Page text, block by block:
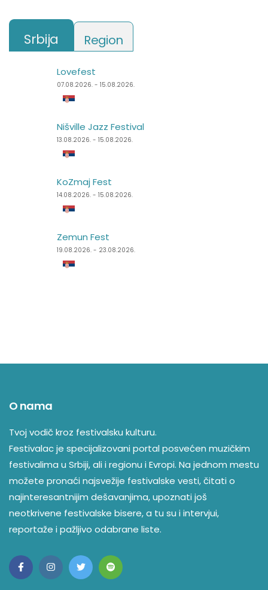
Srbija Region
Lovefest
07.08.2026. - 15.08.2026.
Nišville Jazz Festival
13.08.2026. - 15.08.2026.
KoZmaj Fest
14.08.2026. - 15.08.2026.
Zemun Fest
19.08.2026. - 23.08.2026.
Lake Fest
07.08.2026. - 09.08.2026.
Summer Well
07.08.2026. - 09.08.2026.
Punk Rock Holiday
11.08.2026. - 14.08.2026.
Špancirfest
21.08.2026. - 30.08.2026.
O nama
Tvoj vodič kroz festivalsku kulturu.
Festivalac je specijalizovani portal posvećen muzičkim
festivalima u Srbiji, ali i regionu i Evropi. Na jednom mestu
možete pronaći najsvežije festivalske vesti, čitati o
najinteresantnijim dešavanjima, upoznati još
neotkrivene festivalske bisere, a tu su i intervjui,
reportaže i pažljivo odabrane liste.